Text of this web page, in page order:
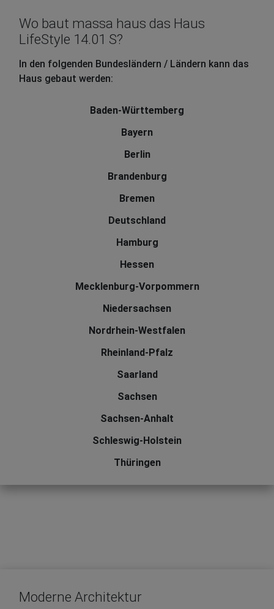
Wo baut massa haus das Haus
LifeStyle 14.01 S?
In den folgenden Bundesländern / Ländern kann das
Haus gebaut werden:
Baden-Württemberg
Bayern
Berlin
Brandenburg
Bremen
Deutschland
Hamburg
Hessen
Mecklenburg-Vorpommern
Niedersachsen
Nordrhein-Westfalen
Rheinland-Pfalz
Saarland
Sachsen
Sachsen-Anhalt
Schleswig-Holstein
Thüringen
Moderne Architektur